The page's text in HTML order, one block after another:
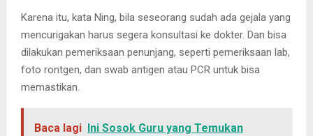
Karena itu, kata Ning, bila seseorang sudah ada gejala yang
mencurigakan harus segera konsultasi ke dokter. Dan bisa
dilakukan pemeriksaan penunjang, seperti pemeriksaan lab,
foto rontgen, dan swab antigen atau PCR untuk bisa
memastikan.
Baca lagi Ini Sosok Guru yang Temukan